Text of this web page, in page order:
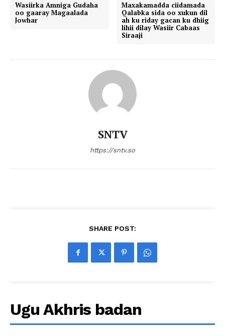
Wasiirka Amniga Gudaha
oo gaaray Magaalada
Jowhar
Maxakamadda ciidamada
Qalabka sida oo xukun dil
ah ku riday gacan ku dhiig
lihii dilay Wasiir Cabaas
Siraaji
SNTV
https://sntv.so
SHARE POST:
Ugu Akhris badan